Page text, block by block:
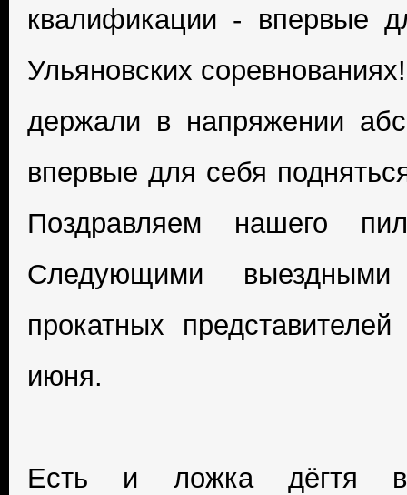
квалификации - впервые
Ульяновских
держали в напряжении
впервые для себя
Поздравляем нашего
Следующими
прокатных
июня.
Есть и ложка дёгтя